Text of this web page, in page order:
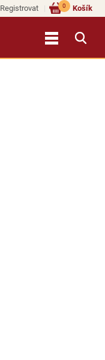
Registrovat Košík
0